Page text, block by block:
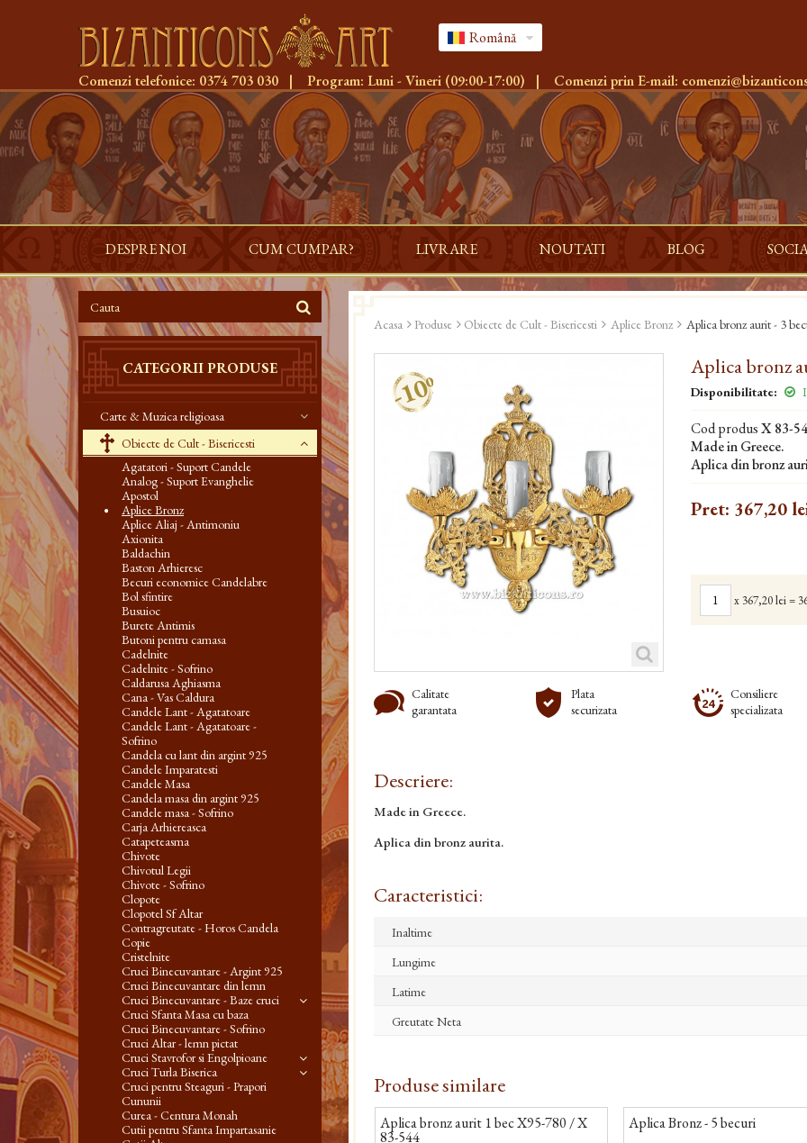
Română
Comenzi telefonice: 0374 703 030 | Program: Luni - Vineri (09:00-17:00) | Comenzi prin E-mail:
DESPRE NOI CUM CUMPAR? LIVRARE NOUTATI BLOG
CATEGORII PRODUSE
Carte & Muzica religioasa
Obiecte de Cult - Bisericesti
Agatatori - Suport Candele
Analog - Suport Evanghelie
Apostol
Aplice Bronz
Aplice Aliaj - Antimoniu
Axionita
Baldachin
Baston Arhieresc
Becuri economice Candelabre
Bol sfintire
Busuioc
Burete Antimis
Butoni pentru camasa
Cadelnite
Cadelnite - Sofrino
Caldarusa Aghiasma
Cana - Vas Caldura
Candele Lant - Agatatoare
Candele Lant - Agatatoare -
Sofrino
Candela cu lant din argint 925
Candele Imparatesti
Candele Masa
Candela masa din argint 925
Candele masa - Sofrino
Carja Arhiereasca
Catapeteasma
Chivote
Chivotul Legii
Chivote - Sofrino
Clopote
Clopotel Sf Altar
Contragreutate - Horos Candela
Copie
Cristelnite
Cruci Binecuvantare - Argint 925
Cruci Binecuvantare din lemn
Cruci Binecuvantare - Baze cruci
Cruci Sfanta Masa cu baza
Cruci Binecuvantare - Sofrino
Cruci Altar - lemn pictat
Cruci Stavrofor si Engolpioane
Cruci Turla Biserica
Cruci pentru Steaguri - Prapori
Cununii
Curea - Centura Monah
Cutii pentru Sfanta Impartasanie
Acasa Produse Obiecte de Cult - Bisericesti Aplice Bronz Aplica bronz aurit - 3
-10% Aplica bronz
Disponibilitate:
Cod produsX 83-
Made in Greece.
Aplica din bronz
Pret: 367,20
x367,20 lei=
Calitate
garantata
Plata
securizata
Consiliere
specializata
Descriere:
Made in Greece.
Aplica din bronz aurita.
Caracteristici:
Inaltime
Lungime
Latime
Greutate Neta
Produse similare
Aplica bronz aurit 1 bec X95-780 / X
83-544
Aplica Bronz - 5 becuri